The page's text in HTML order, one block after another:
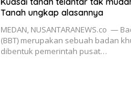
Tanah ungkap alasannya
MEDAN, NUSANTARANEWS.co —
(BBT) merupakan sebuah badan
dibentuk pemerintah pusat…